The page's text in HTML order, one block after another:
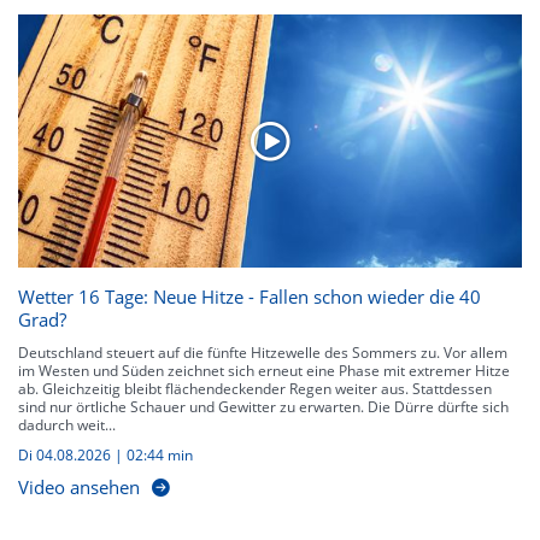
Wetter 16 Tage: Neue Hitze - Fallen schon wieder die 40
Grad?
Deutschland steuert auf die fünfte Hitzewelle des Sommers zu. Vor allem
im Westen und Süden zeichnet sich erneut eine Phase mit extremer Hitze
ab. Gleichzeitig bleibt flächendeckender Regen weiter aus. Stattdessen
sind nur örtliche Schauer und Gewitter zu erwarten. Die Dürre dürfte sich
dadurch weit...
Di 04.08.2026 | 02:44 min
Video ansehen